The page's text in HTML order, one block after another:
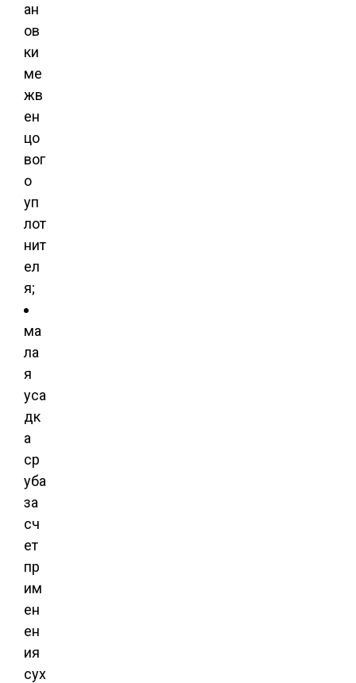
ан
ов
ки
ме
жв
ен
цо
вог
о
уп
лот
нит
ел
я;
ма
ла
я
уса
дк
а
ср
уба
за
сч
ет
пр
им
ен
ен
ия
сух